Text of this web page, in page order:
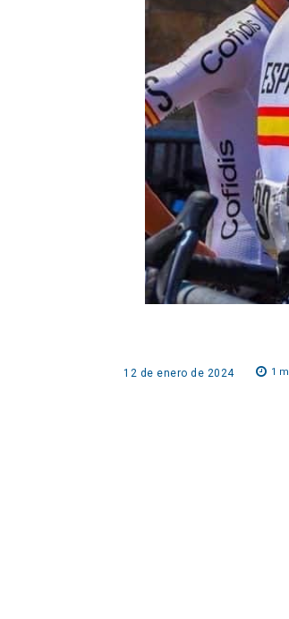
12 de enero de 2024 1